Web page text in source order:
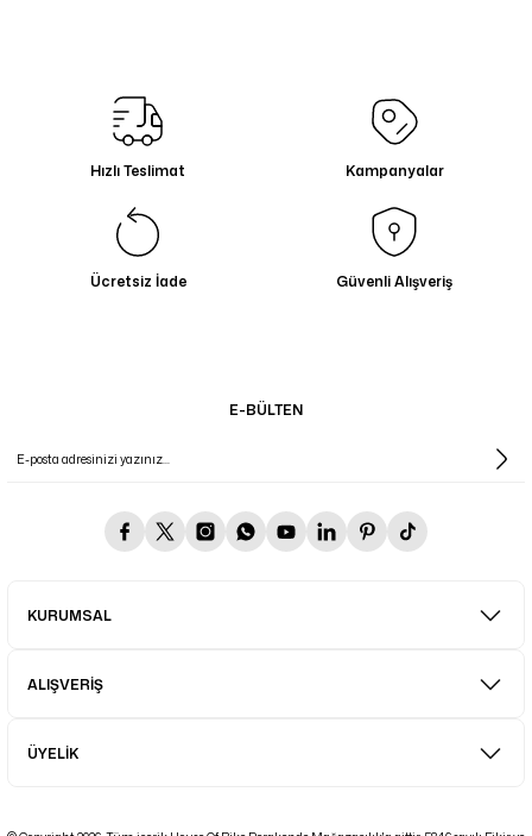
Hızlı Teslimat Kampanyalar
Ücretsiz İade Güvenli Alışveriş
E-BÜLTEN
KURUMSAL
ALIŞVERİŞ
ÜYELİK